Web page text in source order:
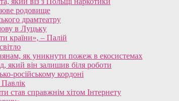
родовище
драмтеатру
в Луцьку
країни», – Палій
як уникнути пожеж в екосистемах
який він залишив біля роботи
російському кордоні
став справжнім хітом Інтернету